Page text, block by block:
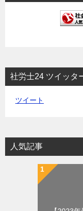
社労士24 ツイッタ
ツイート
人気記事